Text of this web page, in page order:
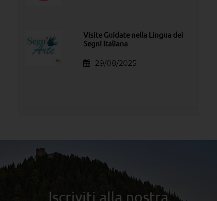
Visite Guidate nella Lingua dei
Segni Italiana
29/08/2025
Iscriviti alla nostra